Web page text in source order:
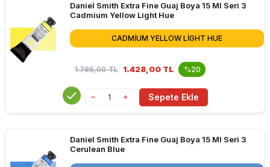
Daniel Smith Extra Fine Guaj Boya 15 Ml Seri 3
Cadmium Yellow Light Hue
CADMIUM YELLOW LIGHT HUE
1.785,00TL 1.428,00 TL %20
Sepete Ekle
Daniel Smith Extra Fine Guaj Boya 15 Ml Seri 3
Cerulean Blue